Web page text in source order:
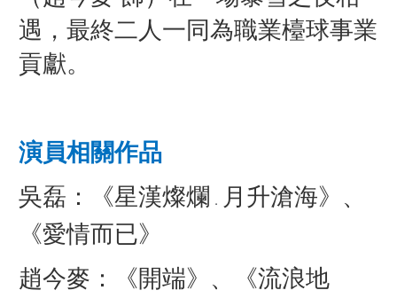
遇，最終二人一同為職業檯球事業
貢獻。
演員相關作品
吳磊：《星漢燦爛 ．
月升滄海》、
《愛情而已》
趙今麥：《開端》、《流浪地